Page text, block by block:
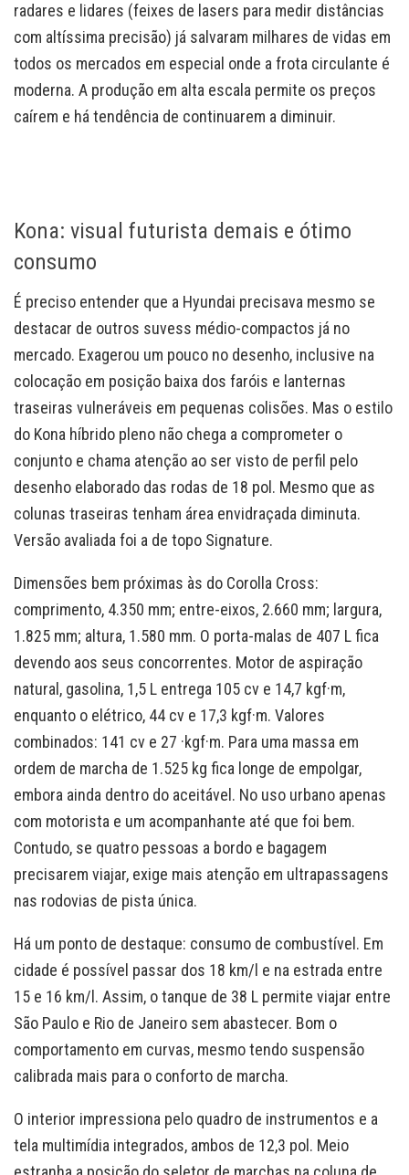
radares e lidares (feixes de lasers para medir distâncias
com altíssima precisão) já salvaram milhares de vidas em
todos os mercados em especial onde a frota circulante é
moderna. A produção em alta escala permite os preços
caírem e há tendência de continuarem a diminuir.
Kona: visual futurista demais e ótimo
consumo
É preciso entender que a Hyundai precisava mesmo se
destacar de outros suvess médio-compactos já no
mercado. Exagerou um pouco no desenho, inclusive na
colocação em posição baixa dos faróis e lanternas
traseiras vulneráveis em pequenas colisões. Mas o estilo
do Kona híbrido pleno não chega a comprometer o
conjunto e chama atenção ao ser visto de perfil pelo
desenho elaborado das rodas de 18 pol. Mesmo que as
colunas traseiras tenham área envidraçada diminuta.
Versão avaliada foi a de topo Signature.
Dimensões bem próximas às do Corolla Cross:
comprimento, 4.350 mm; entre-eixos, 2.660 mm; largura,
1.825 mm; altura, 1.580 mm. O porta-malas de 407 L fica
devendo aos seus concorrentes. Motor de aspiração
natural, gasolina, 1,5 L entrega 105 cv e 14,7 kgf·m,
enquanto o elétrico, 44 cv e 17,3 kgf·m. Valores
combinados: 141 cv e 27 ·kgf·m. Para uma massa em
ordem de marcha de 1.525 kg fica longe de empolgar,
embora ainda dentro do aceitável. No uso urbano apenas
com motorista e um acompanhante até que foi bem.
Contudo, se quatro pessoas a bordo e bagagem
precisarem viajar, exige mais atenção em ultrapassagens
nas rodovias de pista única.
Há um ponto de destaque: consumo de combustível. Em
cidade é possível passar dos 18 km/l e na estrada entre
15 e 16 km/l. Assim, o tanque de 38 L permite viajar entre
São Paulo e Rio de Janeiro sem abastecer. Bom o
comportamento em curvas, mesmo tendo suspensão
calibrada mais para o conforto de marcha.
O interior impressiona pelo quadro de instrumentos e a
tela multimídia integrados, ambos de 12,3 pol. Meio